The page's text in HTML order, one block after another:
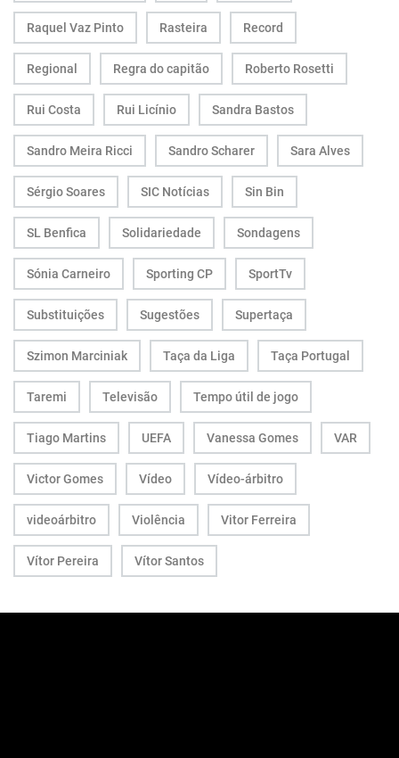
Raquel Vaz Pinto Rasteira Record
Regional Regra do capitão Roberto Rosetti
Rui Costa Rui Licínio Sandra Bastos
Sandro Meira Ricci Sandro Scharer Sara Alves
Sérgio Soares SIC Notícias Sin Bin
SL Benfica Solidariedade Sondagens
Sónia Carneiro Sporting CP SportTv
Substituições Sugestões Supertaça
Szimon Marciniak Taça da Liga Taça Portugal
Taremi Televisão Tempo útil de jogo
Tiago Martins UEFA Vanessa Gomes VAR
Victor Gomes Vídeo Vídeo-árbitro
videoárbitro Violência Vitor Ferreira
Vítor Pereira Vítor Santos